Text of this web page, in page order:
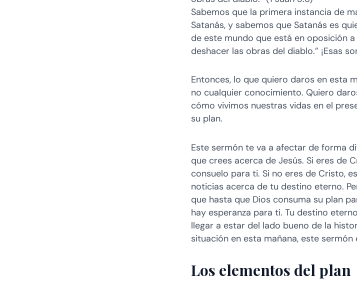
Sabemos que la primera instancia de
Satanás, y sabemos que Satanás es
de este mundo que está en oposición
deshacer las obras del diablo.” ¡Esas
Entonces, lo que quiero daros en esta
no cualquier conocimiento. Quiero
cómo vivimos nuestras vidas en el
su plan.
Este sermón te va a afectar de forma
que crees acerca de Jesús. Si eres de
consuelo para ti. Si no eres de Cristo,
noticias acerca de tu destino eterno.
que hasta que Dios consuma su plan
hay esperanza para ti. Tu destino
llegar a estar del lado bueno de la
situación en esta mañana, este sermón
Los elementos del plan